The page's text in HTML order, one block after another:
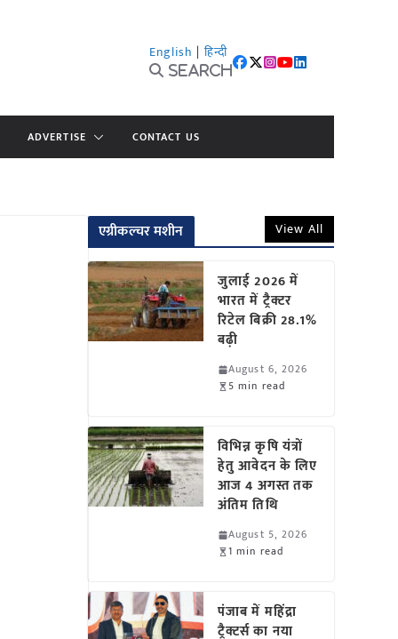
English | हिन्दी
Search
ADVERTISE CONTACT US
एग्रीकल्चर मशीन View All
जुलाई 2026 में
भारत में ट्रैक्टर
रिटेल बिक्री 28.1%
बढ़ी
August 6, 2026
5 min read
विभिन्न कृषि यंत्रों
हेतु आवेदन के लिए
आज 4 अगस्त तक
अंतिम तिथि
August 5, 2026
1 min read
पंजाब में महिंद्रा
ट्रैक्टर्स का नया